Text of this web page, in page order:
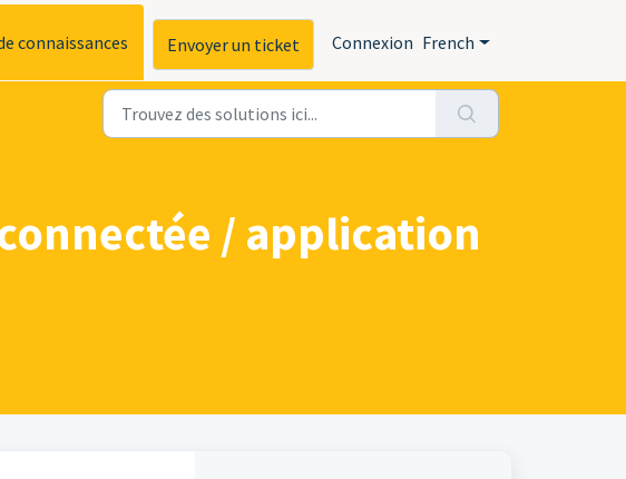
connaissances Envoyer un ticket Connexion French
/ application